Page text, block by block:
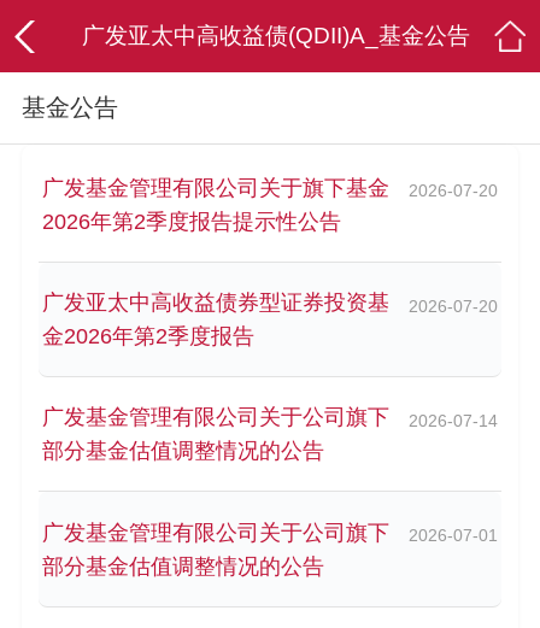
广发亚太中高收益债(QDII)A_基金公告
基金公告
广发基金管理有限公司关于旗下基金
2026年第2季度报告提示性公告
2026-07-20
广发亚太中高收益债券型证券投资基
金2026年第2季度报告
2026-07-20
广发基金管理有限公司关于公司旗下
部分基金估值调整情况的公告
2026-07-14
广发基金管理有限公司关于公司旗下
部分基金估值调整情况的公告
2026-07-01